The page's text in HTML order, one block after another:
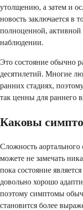
утолщению, а затем и
новость заключается в
полноценной,
наблюдении.
Это состояние обычно
десятилетий. Многие
ранних стадиях,
так ценны для раннего
Каковы
Сложность аортального
можете не замечать
пока состояние
довольно хорошо
поэтому симптомы
становится более